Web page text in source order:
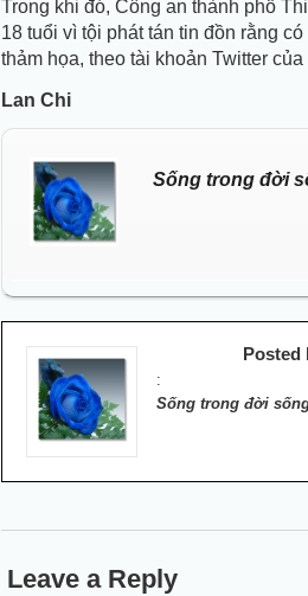
Trong khi đó, Công an thành phố
18 tuổi vì tội phát tán tin đồn rằng
thảm họa, theo tài khoản Twitter
Lan Chi
Sống trong đời
Posted
:
Sống trong đời
Leave a Reply